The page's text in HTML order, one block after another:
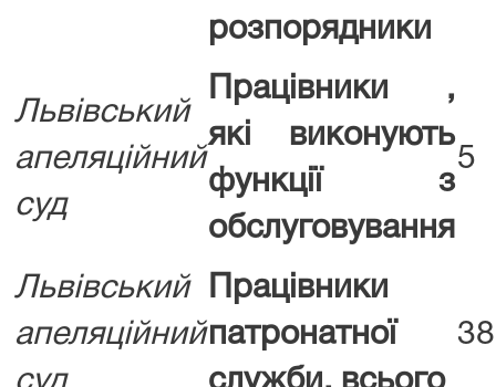
розпорядники
Львівський
апеляційний
суд
Працівники ,
які виконують
функції з
обслуговування
5
Львівський
апеляційний
Працівники
патронатної
38